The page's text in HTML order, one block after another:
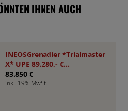
IHNEN AUCH
INEOSGrenadier *Trialmaster
X* UPE 89.280,- €
*Aktionspreis*
83.850 €
inkl. 19% MwSt.